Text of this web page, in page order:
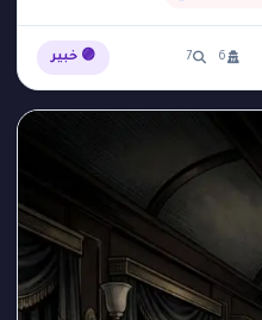
6
7 🟣 خبير